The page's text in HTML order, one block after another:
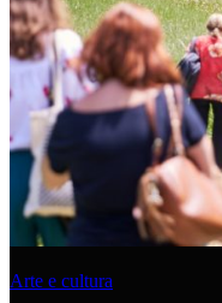
Arte e cultura